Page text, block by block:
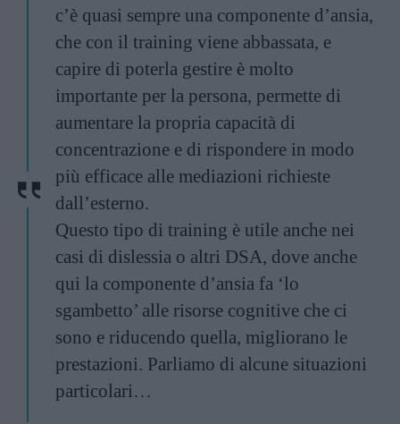
c’è quasi sempre una componente d’ansia,
che con il training viene abbassata, e
capire di poterla gestire è molto
importante per la persona, permette di
aumentare la propria capacità di
concentrazione e di rispondere in modo
più efficace alle mediazioni richieste
dall’esterno.
Questo tipo di training è utile anche nei
casi di dislessia o altri DSA, dove anche
qui la componente d’ansia fa ‘lo
sgambetto’ alle risorse cognitive che ci
sono e riducendo quella, migliorano le
prestazioni. Parliamo di alcune situazioni
particolari…